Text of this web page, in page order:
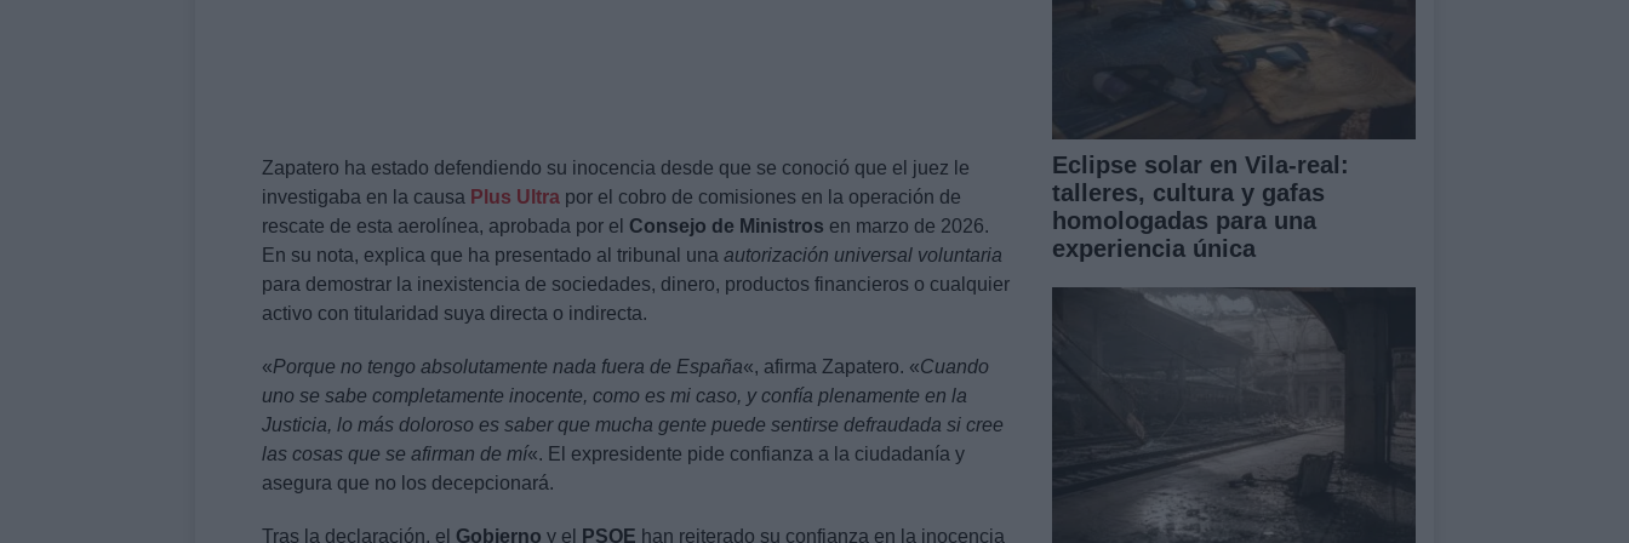
Zapatero ha estado defendiendo su inocencia desde que se conoció que el juez le
investigaba en la causa Plus Ultra por el cobro de comisiones en la operación de
rescate de esta aerolínea, aprobada por el Consejo de Ministros en marzo de 2026.
En su nota, explica que ha presentado al tribunal una autorización universal voluntaria
para demostrar la inexistencia de sociedades, dinero, productos financieros o cualquier
activo con titularidad suya directa o indirecta.
«Porque no tengo absolutamente nada fuera de España«, afirma Zapatero. «Cuando
uno se sabe completamente inocente, como es mi caso, y confía plenamente en la
Justicia, lo más doloroso es saber que mucha gente puede sentirse defraudada si cree
las cosas que se afirman de mí«. El expresidente pide confianza a la ciudadanía y
asegura que no los decepcionará.
Tras la declaración, el Gobierno y el PSOE han reiterado su confianza en la inocencia
Eclipse solar en Vila-real:
talleres, cultura y gafas
homologadas para una
experiencia única